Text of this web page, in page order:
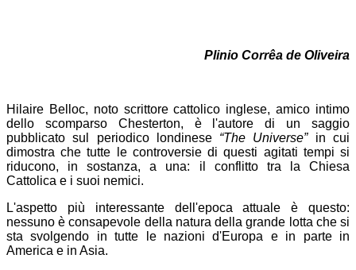
Plinio Corrêa de Oliveira
Hilaire Belloc, noto scrittore cattolico inglese, amico intimo
dello scomparso Chesterton, è l'autore di un saggio
pubblicato sul periodico londinese “The Universe” in cui
dimostra che tutte le controversie di questi agitati tempi si
riducono, in sostanza, a una: il conflitto tra la Chiesa
Cattolica e i suoi nemici.
L'aspetto più interessante dell'epoca attuale è questo:
nessuno è consapevole della natura della grande lotta che si
sta svolgendo in tutte le nazioni d'Europa e in parte in
America e in Asia.